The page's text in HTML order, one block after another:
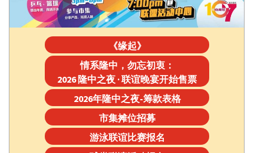
《缘起》
情系隆中，勿忘初衷：
2026 隆中之夜 · 联谊晚宴开始售票
2026年隆中之夜-筹款表格
市集摊位招募
游泳联谊比赛报名